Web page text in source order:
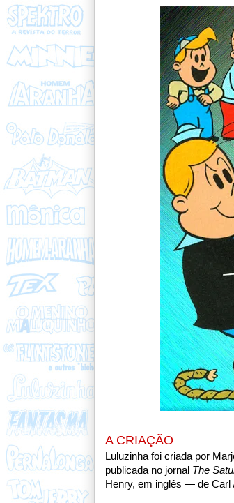
A CRIAÇÃO
Luluzinha foi criada por
publicada no jornal The
Henry, em inglês — de Carl